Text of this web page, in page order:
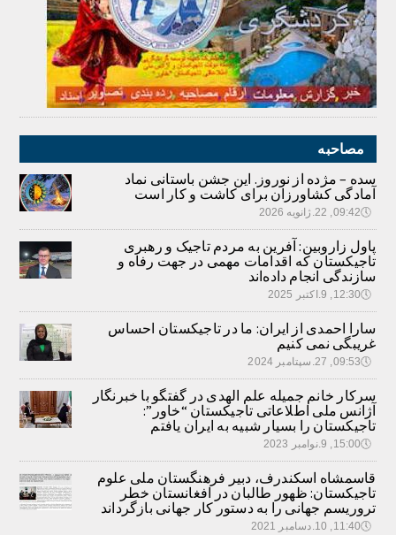
مصاحبه
سده – مژده از نوروز. این جشن باستانی نماد
آمادگی کشاورزان برای کاشت و کار است
🕔09:42, 22.ژانویه 2026
پاول زاروبین: آفرین به مردم تاجیک و رهبری
تاجیکستان که اقدامات مهمی در جهت رفاه و
سازندگی انجام داده‌اند
🕔12:30, 9.اکتبر 2025
سارا احمدی از ایران: ما در تاجیکستان احساس
غریبگی نمی کنیم
🕔09:53, 27.سپتامبر 2024
سرکار خانم جمیله علم الهدی در گفتگو با خبرنگار
آژانس ملی اطلاعاتی تاجیکستان “خاور”:
تاجیکستان را بسیار شبیه به ایران یافتم
🕔15:00, 9.نوامبر 2023
قاسمشاه اسکندرف، دبیر فرهنگستان ملی علوم
تاجیکستان: ظهور طالبان در افغانستان خطر
تروریسم جهانی را به دستور کار جهانی بازگرداند
🕔11:40, 10.دسامبر 2021